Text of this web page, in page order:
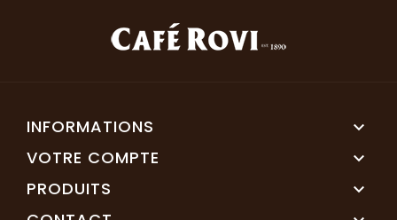
INFORMATIONS 
VOTRE COMPTE 
PRODUITS 